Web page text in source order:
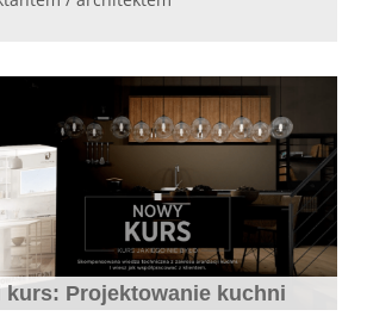
Projektowanie kuchni